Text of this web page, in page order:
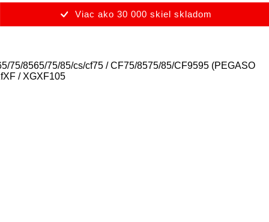
Viac ako 30 000 skiel skladom
75/8565/75/85/cs/cf75 / CF75/8575/85/CF9595 (PEGASO
XF / XGXF105